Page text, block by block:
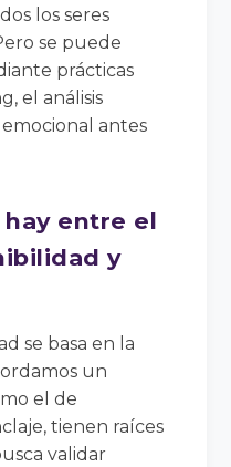
los seres
se puede
prácticas
el análisis
antes
entre el
y
se basa en la
un
el de
tienen raíces
validar